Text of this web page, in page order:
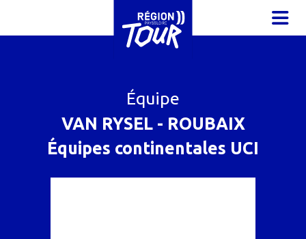
Équipe
VAN RYSEL - ROUBAIX
Équipes continentales UCI